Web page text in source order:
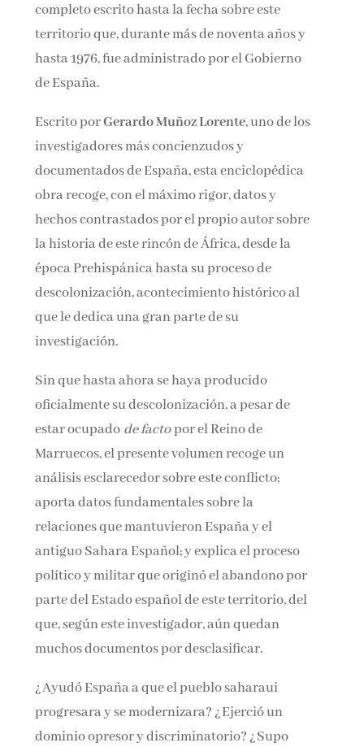
completo escrito hasta la fecha sobre este
territorio que, durante más de noventa años y
hasta 1976, fue administrado por el Gobierno
de España.
Escrito porGerardo Muñoz Lorente, uno de los
investigadores más concienzudos y
documentados de España, esta enciclopédica
obra recoge, con el máximo rigor, datos y
hechos contrastados por el propio autor sobre
la historia de este rincón de África, desde la
época Prehispánica hasta su proceso de
descolonización, acontecimiento histórico al
que le dedica una gran parte de su
investigación.
Sin que hasta ahora se haya producido
oficialmente su descolonización, a pesar de
estar ocupado de factopor el Reino de
Marruecos, el presente volumen recoge un
análisis esclarecedor sobre este conflicto;
aporta datos fundamentales sobre la
relaciones que mantuvieron España y el
antiguo Sahara Español; y explica el proceso
político y militar que originó el abandono por
parte del Estado español de este territorio, del
que, según este investigador, aún quedan
muchos documentos por desclasificar.
¿Ayudó España a que el pueblo saharaui
progresara y se modernizara? ¿Ejerció un
dominio opresor y discriminatorio? ¿Supo
Por favor, acepta lostérminos y condiciones